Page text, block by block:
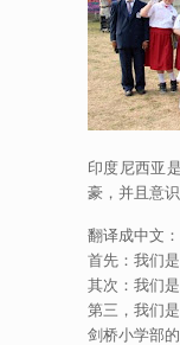
印度尼西亚
豪，并且意
翻译成中文：
首先：我们
其次：我们
第三，我们
剑桥小学部